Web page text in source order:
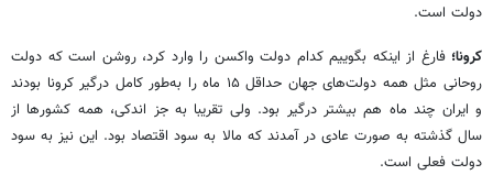
دولت است.
کرونا؛ فارغ از اینکه بگوییم کدام دولت واکسن را وارد کرد، روشن است که دولت
روحانی مثل همه دولت‌های جهان حداقل ۱۵ ماه را به‌طور کامل درگیر کرونا بودند
و ایران چند ماه هم بیشتر درگیر بود. ولی تقریبا به جز اندکی، همه کشورها از
سال گذشته به صورت عادی در آمدند که مالا به سود اقتصاد بود. این نیز به سود
دولت فعلی است.